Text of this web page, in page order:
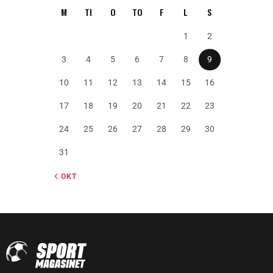
M TI O TO F L S
1 2
3 4 5 6 7 8 9
10 11 12 13 14 15 16
17 18 19 20 21 22 23
24 25 26 27 28 29 30
31
« OKT